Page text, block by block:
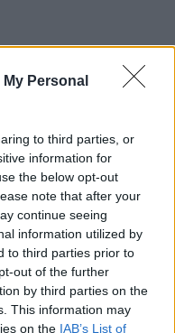
Personal
to third parties, or
information for
the below opt-out
note that after your
continue seeing
information utilized by
to third parties prior to
out of the further
by third parties on the
This information may
on the IAB’s List of
semana.
Música